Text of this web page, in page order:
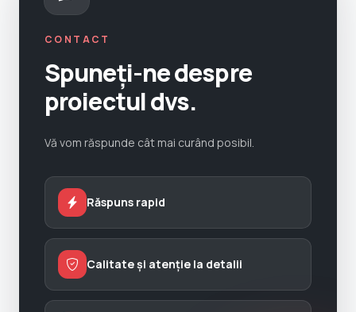
CONTACT
Spuneți-ne despre
proiectul dvs.
Vă vom răspunde cât mai curând posibil.
Răspuns rapid
Calitate și atenție la detalii